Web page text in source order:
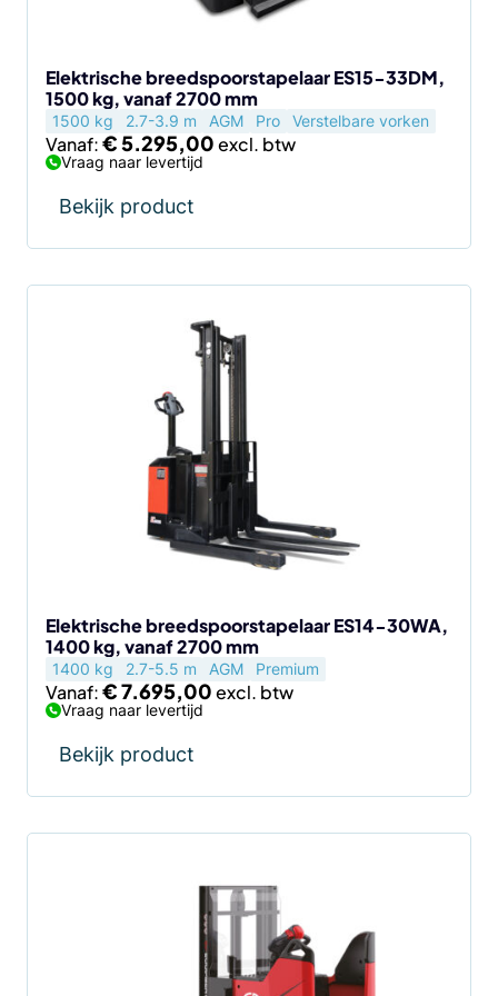
Elektrische breedspoorstapelaar ES15-33DM,
1500 kg, vanaf 2700 mm
1500 kg 2.7-3.9 m AGM Pro Verstelbare vorken
Vanaf:€5.295,00
Vraag naar levertijd
Bekijk product
de
productpagina
Elektrische breedspoorstapelaar ES14-30WA,
1400 kg, vanaf 2700 mm
1400 kg 2.7-5.5 m AGM Premium
Vanaf:€7.695,00
Vraag naar levertijd
Bekijk product
de
productpagina